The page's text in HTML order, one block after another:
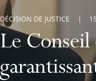
Le Conseil
DÉCISION DE JUSTICE